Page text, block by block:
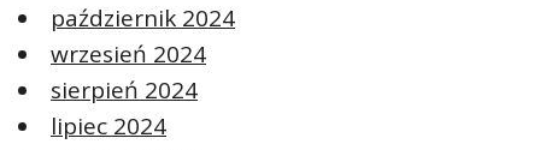
październik 2024
wrzesień 2024
sierpień 2024
lipiec 2024